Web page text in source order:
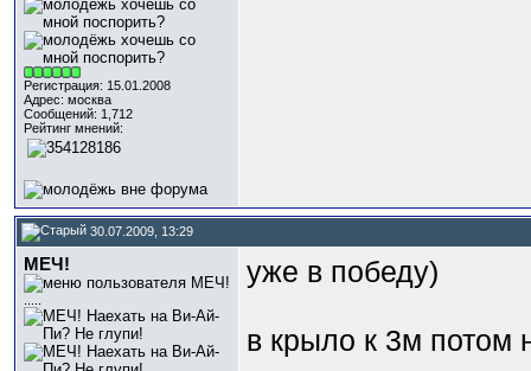
Регистрация: 15.01.2008
Адрес: москва
Сообщений: 1,712
Рейтинг мнений:
30.07.2009, 13:29
МЕЧ! уже в победу)
в крыло к 3м потом